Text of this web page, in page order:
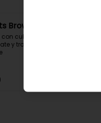
Brownie
cubierta de
y trozos de delicioso